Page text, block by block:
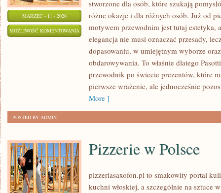
MARZEC - 11 - 2026
MOŻLIWOŚĆ KOMENTOWANIA PREZENTY
PERSONALIZOWANE
stworzone dla osób, które szukają
różne okazje i dla różnych osób. Już od
motywem przewodnim jest tutaj estetyka,
elegancja nie musi oznaczać przesady,
dopasowaniu, w umiejętnym wyborze
obdarowywania. To właśnie dlatego
przewodnik po świecie prezentów, które
pierwsze wrażenie, ale jednocześnie
More ]
POSTED BY ADMIN
Pizzerie w Polsce
pizzeriasaxofon.pl to smakowity portal
kuchni włoskiej, a szczególnie na sztuce